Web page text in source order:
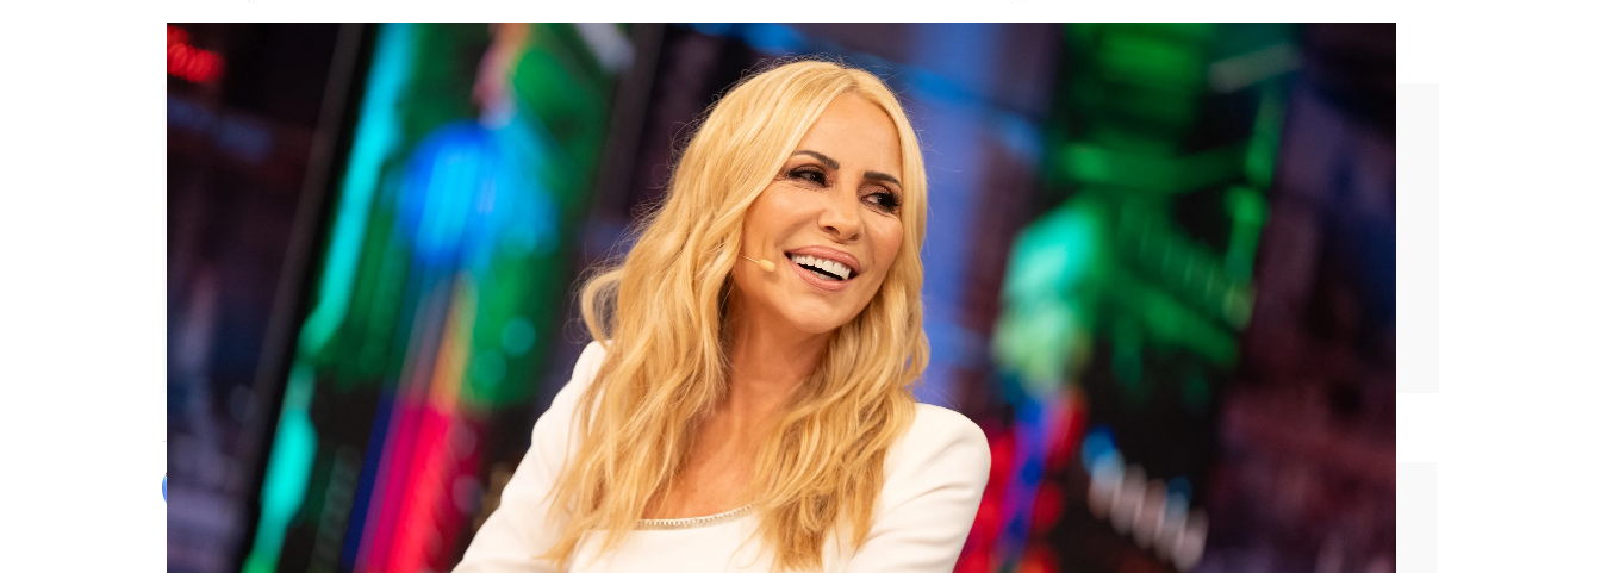
Leticia Sabater, Roberto Brasero, Becky G y Anuel AA estarán en El Hormiguero
Alberto Mendo
Publicado: 20 de junio de 2024, 23:13
WhatsappFacebook
X Flipboard